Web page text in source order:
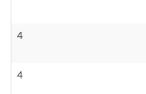
4
4